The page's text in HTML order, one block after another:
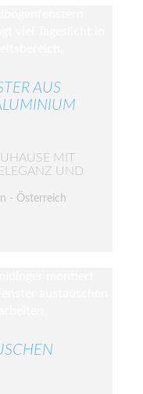
AUS
MIT
UND
- Österreich